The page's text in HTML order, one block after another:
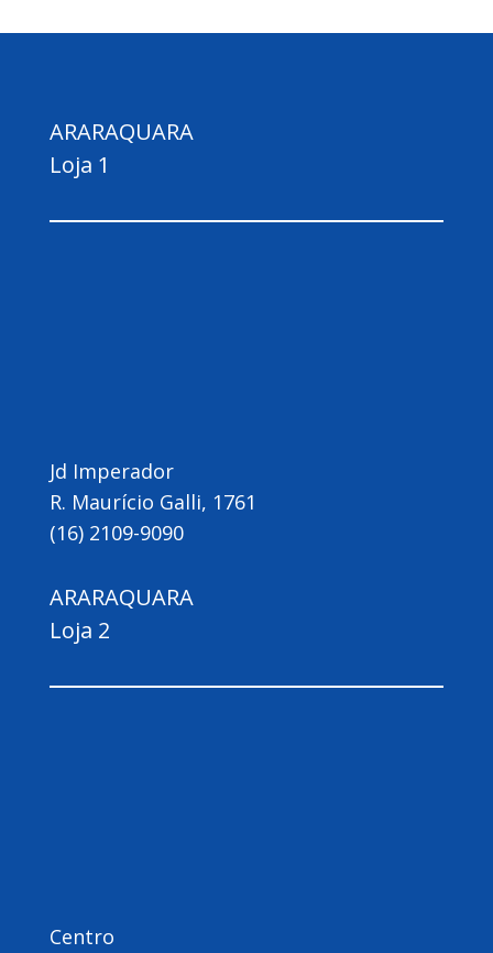
ARARAQUARA
Loja 1
Jd Imperador
R. Maurício Galli, 1761
(16) 2109-9090
ARARAQUARA
Loja 2
Centro